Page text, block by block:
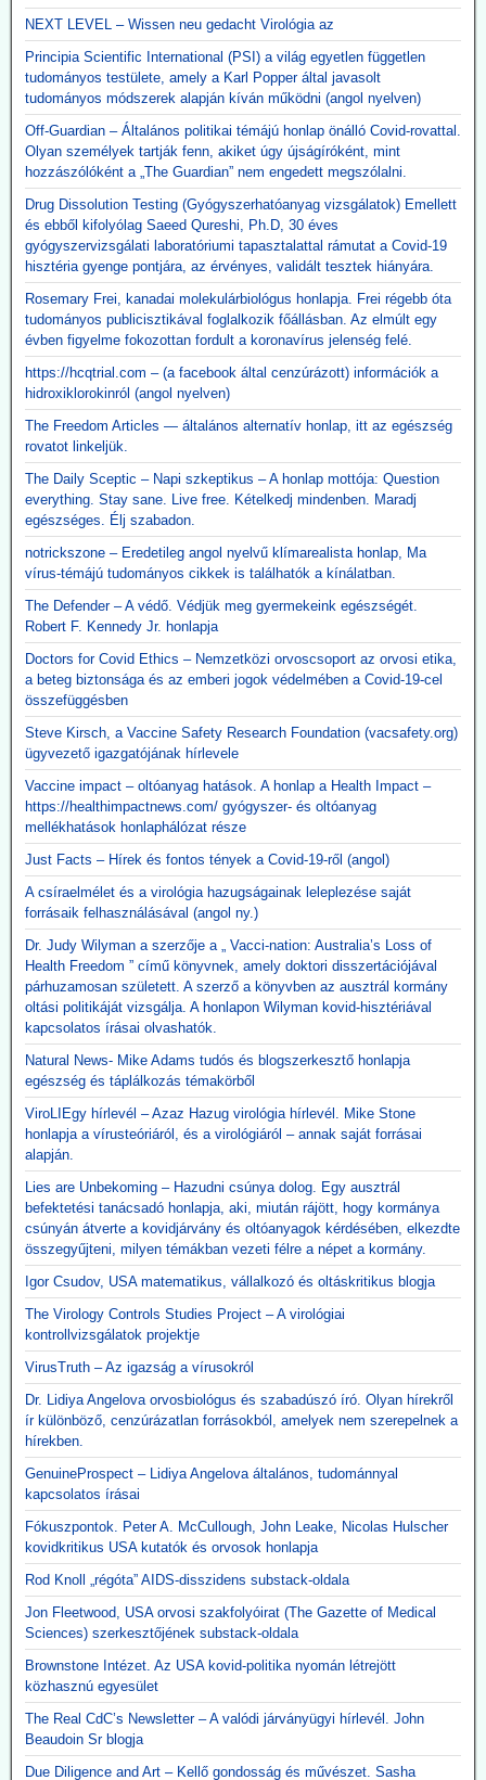
NEXT LEVEL – Wissen neu gedacht Virológia az
Principia Scientific International (PSI) a világ egyetlen független
tudományos testülete, amely a Karl Popper által javasolt
tudományos módszerek alapján kíván működni (angol nyelven)
Off-Guardian – Általános politikai témájú honlap önálló Covid-rovattal.
Olyan személyek tartják fenn, akiket úgy újságíróként, mint
hozzászólóként a „The Guardian” nem engedett megszólalni.
Drug Dissolution Testing (Gyógyszerhatóanyag vizsgálatok) Emellett
és ebből kifolyólag Saeed Qureshi, Ph.D, 30 éves
gyógyszervizsgálati laboratóriumi tapasztalattal rámutat a Covid-19
hisztéria gyenge pontjára, az érvényes, validált tesztek hiányára.
Rosemary Frei, kanadai molekulárbiológus honlapja. Frei régebb óta
tudományos publicisztikával foglalkozik főállásban. Az elmúlt egy
évben figyelme fokozottan fordult a koronavírus jelenség felé.
https://hcqtrial.com – (a facebook által cenzúrázott) információk a
hidroxiklorokinról (angol nyelven)
The Freedom Articles — általános alternatív honlap, itt az egészség
rovatot linkeljük.
The Daily Sceptic – Napi szkeptikus – A honlap mottója: Question
everything. Stay sane. Live free. Kételkedj mindenben. Maradj
egészséges. Élj szabadon.
notrickszone – Eredetileg angol nyelvű klímarealista honlap, Ma
vírus-témájú tudományos cikkek is találhatók a kínálatban.
The Defender – A védő. Védjük meg gyermekeink egészségét.
Robert F. Kennedy Jr. honlapja
Doctors for Covid Ethics – Nemzetközi orvoscsoport az orvosi etika,
a beteg biztonsága és az emberi jogok védelmében a Covid-19-cel
összefüggésben
Steve Kirsch, a Vaccine Safety Research Foundation (vacsafety.org)
ügyvezető igazgatójának hírlevele
Vaccine impact – oltóanyag hatások. A honlap a Health Impact –
https://healthimpactnews.com/ gyógyszer- és oltóanyag
mellékhatások honlaphálózat része
Just Facts – Hírek és fontos tények a Covid-19-ről (angol)
A csíraelmélet és a virológia hazugságainak leleplezése saját
forrásaik felhasználásával (angol ny.)
Dr. Judy Wilyman a szerzője a „ Vacci-nation: Australia’s Loss of
Health Freedom ” című könyvnek, amely doktori disszertációjával
párhuzamosan született. A szerző a könyvben az ausztrál kormány
oltási politikáját vizsgálja. A honlapon Wilyman kovid-hisztériával
kapcsolatos írásai olvashatók.
Natural News- Mike Adams tudós és blogszerkesztő honlapja
egészség és táplálkozás témakörből
ViroLIEgy hírlevél – Azaz Hazug virológia hírlevél. Mike Stone
honlapja a vírusteóriáról, és a virológiáról – annak saját forrásai
alapján.
Lies are Unbekoming – Hazudni csúnya dolog. Egy ausztrál
befektetési tanácsadó honlapja, aki, miután rájött, hogy kormánya
csúnyán átverte a kovidjárvány és oltóanyagok kérdésében, elkezdte
összegyűjteni, milyen témákban vezeti félre a népet a kormány.
Igor Csudov, USA matematikus, vállalkozó és oltáskritikus blogja
The Virology Controls Studies Project – A virológiai
kontrollvizsgálatok projektje
VirusTruth – Az igazság a vírusokról
Dr. Lidiya Angelova orvosbiológus és szabadúszó író. Olyan hírekről
ír különböző, cenzúrázatlan forrásokból, amelyek nem szerepelnek a
hírekben.
GenuineProspect – Lidiya Angelova általános, tudománnyal
kapcsolatos írásai
Fókuszpontok. Peter A. McCullough, John Leake, Nicolas Hulscher
kovidkritikus USA kutatók és orvosok honlapja
Rod Knoll „régóta” AIDS-disszidens substack-oldala
Jon Fleetwood, USA orvosi szakfolyóirat (The Gazette of Medical
Sciences) szerkesztőjének substack-oldala
Brownstone Intézet. Az USA kovid-politika nyomán létrejött
közhasznú egyesület
The Real CdC’s Newsletter – A valódi járványügyi hírlevél. John
Beaudoin Sr blogja
Due Diligence and Art – Kellő gondosság és művészet. Sasha